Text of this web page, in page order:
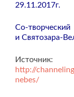
29.11.2017г.
Со-творческий
и Святозара-
Источник:
http://
nebes/